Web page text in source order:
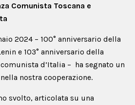
Comunista Toscana e
2024 – 100° anniversario della
e 103° anniversario della
d’Italia – ha segnato un
nostra cooperazione.
svolto, articolata su una